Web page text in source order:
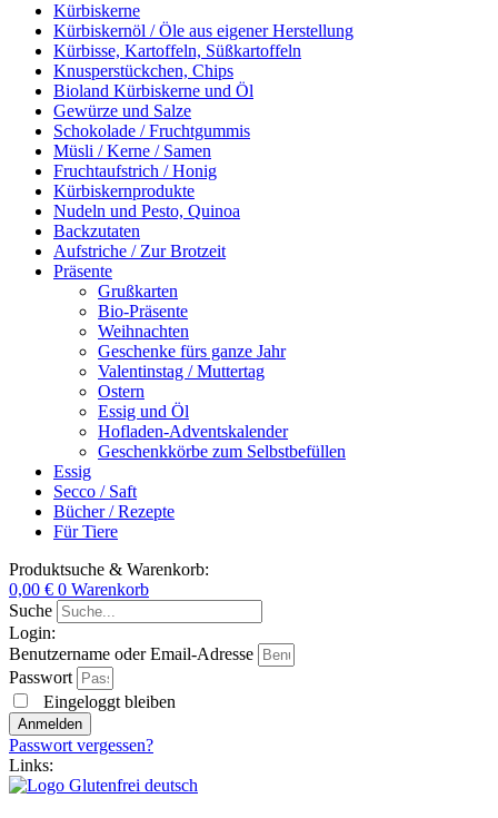
Kürbiskerne
Kürbiskernöl / Öle aus eigener Herstellung
Kürbisse, Kartoffeln, Süßkartoffeln
Knusperstückchen, Chips
Bioland Kürbiskerne und Öl
Gewürze und Salze
Schokolade / Fruchtgummis
Müsli / Kerne / Samen
Fruchtaufstrich / Honig
Kürbiskernprodukte
Nudeln und Pesto, Quinoa
Backzutaten
Aufstriche / Zur Brotzeit
Präsente
Grußkarten
Bio-Präsente
Weihnachten
Geschenke fürs ganze Jahr
Valentinstag / Muttertag
Ostern
Essig und Öl
Hofladen-Adventskalender
Geschenkkörbe zum Selbstbefüllen
Essig
Secco / Saft
Bücher / Rezepte
Für Tiere
Produktsuche & Warenkorb:
0,00 € 0 Warenkorb
Suche
Login:
Benutzername oder Email-Adresse
Passwort
Eingeloggt bleiben
Anmelden
Passwort vergessen?
Links: